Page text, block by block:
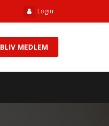
Login
BLIV MEDLEM